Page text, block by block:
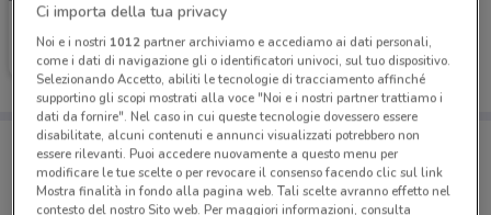
Flying Tiger
Scade il 19/05 10.5 km
Porta DoveConviene sempre con te!
Puoi trovare le migliori offerte dei negozi vicino a te,
salvarle e creare la tua lista del risparmio, comodamente
dal tuo cellulare.
Ci importa della tua privacy
Noi e i nostri 1012partner archiviamo e accediamo ai dati personali,
come i dati di navigazione gli o identificatori univoci, sul tuo dispositivo.
Selezionando Accetto, abiliti le tecnologie di tracciamento affinché
supportino gli scopi mostrati alla voce "Noi e i nostri partner trattiamo i
dati da fornire". Nel caso in cui queste tecnologie dovessero essere
disabilitate, alcuni contenuti e annunci visualizzati potrebbero non
essere rilevanti. Puoi accedere nuovamente a questo menu per
modificare le tue scelte o per revocare il consenso facendo clic sul link
Mostra finalità in fondo alla pagina web. Tali scelte avranno effetto nel
contesto del nostro Sito web. Per maggiori informazioni, consulta